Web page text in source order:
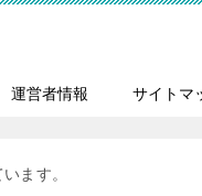
運営者情報 サイトマ
ます。